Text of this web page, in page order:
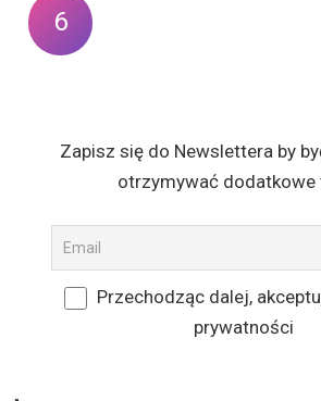
6
Zapisz się do Newslettera by
otrzymywać dodatkowe
Przechodząc dalej,
prywatności